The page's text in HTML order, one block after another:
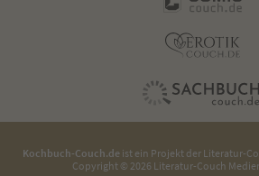
Kochbuch-Couch.deist ein Projekt der Literatur-
Copyright © 2026 Literatur-Couch